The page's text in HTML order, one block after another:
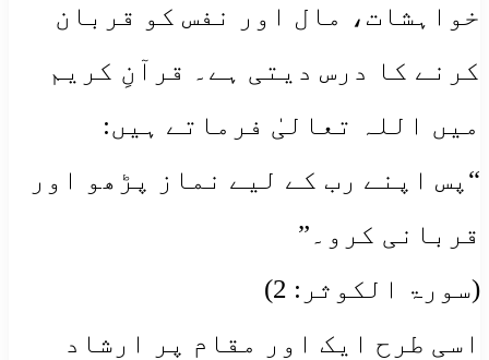
خواہشات، مال اور نفس کو قربان
کرنے کا درس دیتی ہے۔ قرآنِ کریم
میں اللہ تعالیٰ فرماتے ہیں:
“پس اپنے رب کے لیے نماز پڑھو اور
قربانی کرو۔”
(سورۃ الکوثر: 2)
اسی طرح ایک اور مقام پر ارشاد